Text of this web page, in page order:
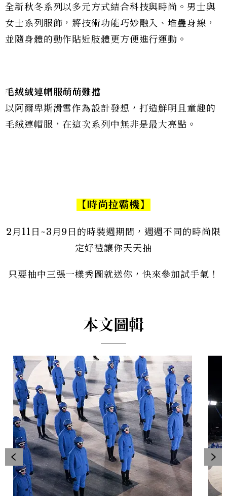
全新秋冬系列以多元方式結合科技與時尚。男士與
女士系列服飾，將技術功能巧妙融入、堆疊身線，
並隨身體的動作貼近肢體更方便進行運動。
毛絨絨連帽服萌萌難擋
以阿爾卑斯滑雪作為設計發想，打造鮮明且童趣的
毛絨連帽服，在這次系列中無非是最大亮點。
【時尚拉霸機】
2月11日~3月9日的時裝週期間，週週不同的時尚限
定好禮讓你天天抽
只要抽中三張一樣秀圖就送你，快來參加試手氣！
本文圖輯